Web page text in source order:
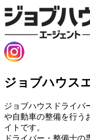
ジョブハウス
ジョブハウスドライバ
や自動車の整備を行う
イトです。
ドライバー・整備士